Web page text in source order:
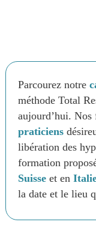
Parcourez notre
méthode Total
aujourd’hui. Nos
praticiens
libération des
formation
Suisseet en
la date et le lieu